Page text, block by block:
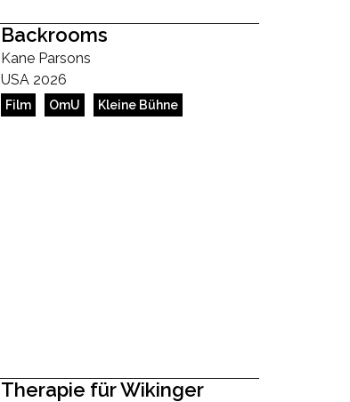
Backrooms
Kane Parsons
USA 2026
Film OmU Kleine Bühne
Therapie für Wikinger